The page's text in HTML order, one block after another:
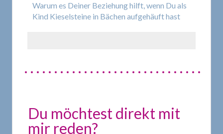
Warum es Deiner Beziehung hilft, wenn Du als
Kind Kieselsteine in Bächen aufgehäuft hast
Du möchtest direkt mit
mir reden?